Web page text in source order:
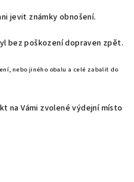
jevit známky obnošení.
bez poškození dopraven zpět.
nebo jiného obalu a celé zabalit do
na Vámi zvolené výdejní místo